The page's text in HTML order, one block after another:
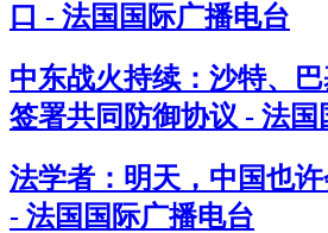
口 - 法国国际广播电台
中东战火持续：沙特、
签署共同防御协议 - 法国
法学者：明天，中国也许
- 法国国际广播电台